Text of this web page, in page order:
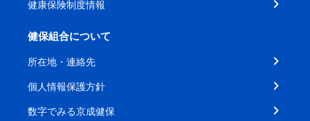
健康保険制度情報
健保組合について
所在地・連絡先
個人情報保護方針
数字でみる京成健保